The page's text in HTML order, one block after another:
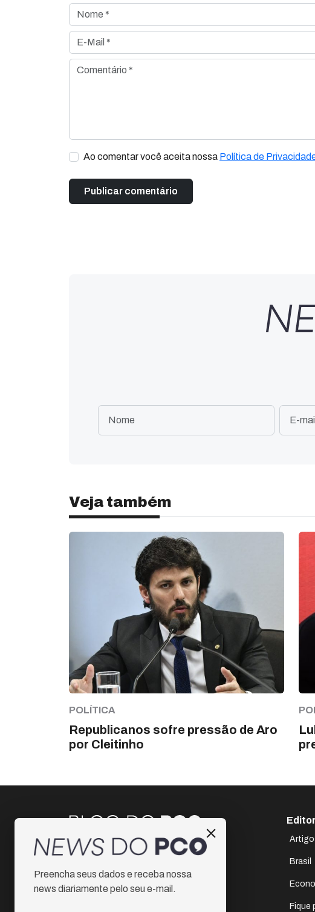
Nome *
E-Mail *
Comentário *
Ao comentar você aceita nossa Política de
Veja também
POLÍTICA
Republicanos sofre pressão de Aro
por Cleitinho
Instagram
Facebook
Brasil
Fique
Preencha seus dados e receba nossa
news diariamente pelo seu e-mail.